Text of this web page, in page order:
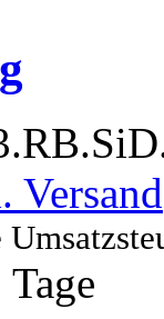
Versand